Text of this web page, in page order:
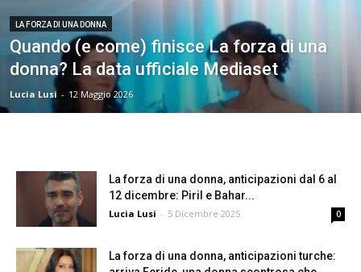
LA FORZA DI UNA DONNA
Quando (e come) finisce La forza di una
donna? La data ufficiale Mediaset
Lucia Lusi - 12 Maggio 2026
La forza di una donna, anticipazioni dal 6 al
12 dicembre: Piril e Bahar...
Lucia Lusi - 5 Dicembre 2025 0
La forza di una donna, anticipazioni turche: